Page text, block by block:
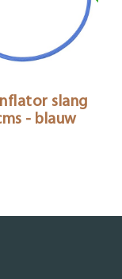
slang
- blauw